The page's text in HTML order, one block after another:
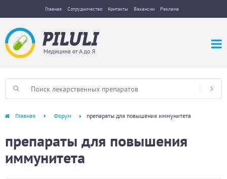
Главная Сотрудничество Контакты Вакансии Реклама
Главная Форум препараты для повышения иммунитета
препараты для повышения
иммунитета